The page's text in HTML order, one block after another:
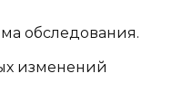
обследования.
изменений